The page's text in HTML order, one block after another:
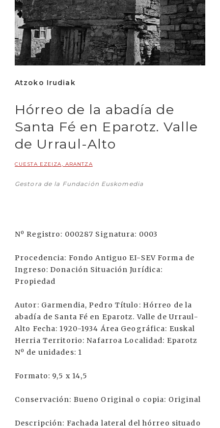
Atzoko Irudiak
Hórreo de la abadía de
Santa Fé en Eparotz. Valle
de Urraul-Alto
CUESTA EZEIZA, ARANTZA
Gestora de la Fundación Euskomedia
Nº Registro: 000287 Signatura: 0003
Procedencia: Fondo Antiguo EI-SEV Forma de
Ingreso: Donación Situación Jurídica:
Propiedad
Autor: Garmendia, Pedro Título: Hórreo de la
abadía de Santa Fé en Eparotz. Valle de Urraul-
Alto Fecha: 1920-1934 Área Geográfica: Euskal
Herria Territorio: Nafarroa Localidad: Eparotz
Nº de unidades: 1
Formato: 9,5 x 14,5
Conservación: Bueno Original o copia: Original
Descripción: Fachada lateral del hórreo situado